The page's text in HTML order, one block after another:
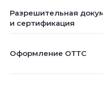
Разрешительная
и сертификация
Оформление ОТТС